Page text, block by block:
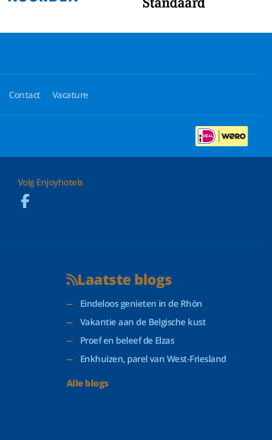
Contact Vacature
Volg Enjoyhotels
Laatste blogs
Eindeloos genieten in de Rhön
Vakantie aan de Belgische kust
Proef en beleef de Elzas
Enkhuizen, parel van West-Friesland
Alle blogs